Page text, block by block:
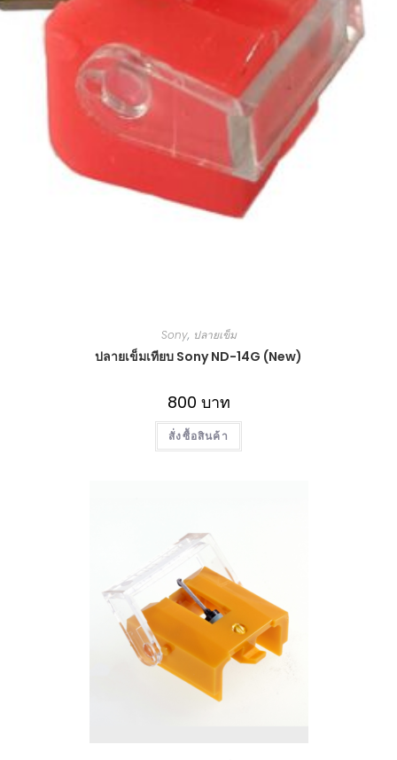
Sony, ปลายเข็ม
ปลายเข็มเทียบ Sony ND-14G (New)
800 บาท
สั่งซื้อสินค้า